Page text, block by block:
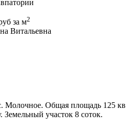
за м2
Витальевна
Молочное. Общая площадь 125 кв
участок 8 соток.